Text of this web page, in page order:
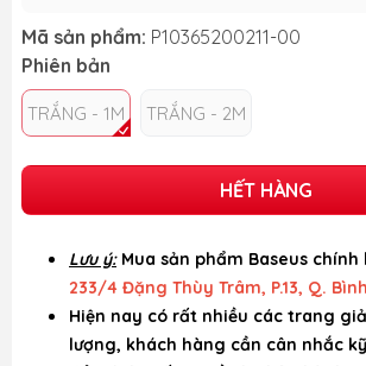
Mã sản phẩm: P10365200211-00
Phiên bản
TRẮNG - 1M TRẮNG - 2M
HẾT HÀNG
Lưu ý: Mua sản phẩm Baseus
233/4 Đặng Thùy Trâm, P.13, Q.
Hiện nay có rất nhiều các trang
lượng, khách hàng cần cân nhắc